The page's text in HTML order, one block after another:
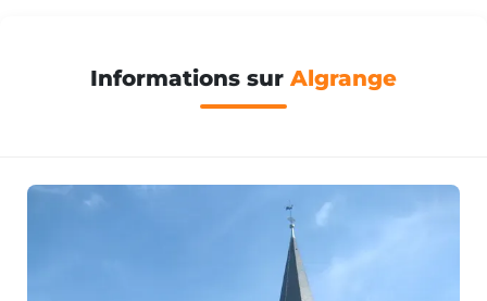
Informations sur Algrange